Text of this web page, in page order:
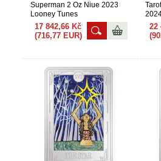
Superman 2 Oz Niue 2023
Looney Tunes
17 842,66 Kč
(716,77 EUR)
22